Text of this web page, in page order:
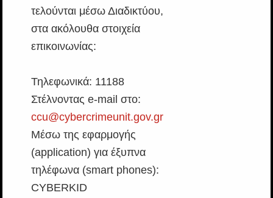
τελούνται μέσω Διαδικτύου,
στα ακόλουθα στοιχεία
επικοινωνίας:
Τηλεφωνικά: 11188
Στέλνοντας e-mail στο:
ccu@cybercrimeunit.gov.gr
Μέσω της εφαρμογής
(application) για έξυπνα
τηλέφωνα (smart phones):
CYBERΚΙD